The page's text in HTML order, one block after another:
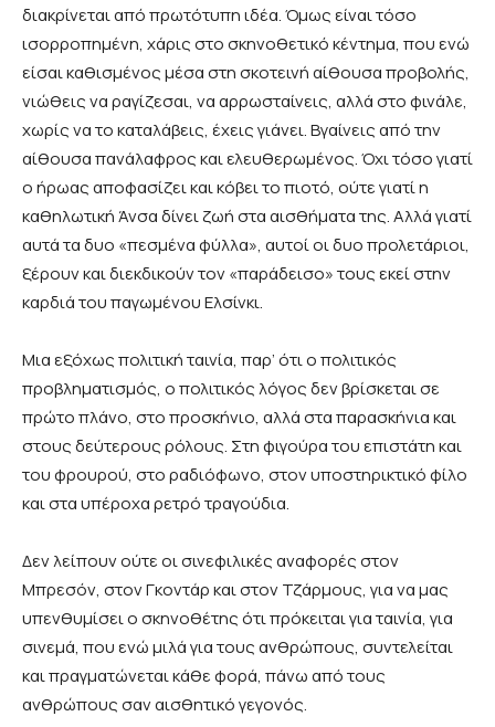
διακρίνεται από πρωτότυπη ιδέα. Όμως είναι τόσο
ισορροπημένη, χάρις στο σκηνοθετικό κέντημα, που ενώ
είσαι καθισμένος μέσα στη σκοτεινή αίθουσα προβολής,
νιώθεις να ραγίζεσαι, να αρρωσταίνεις, αλλά στο φινάλε,
χωρίς να το καταλάβεις, έχεις γιάνει. Βγαίνεις από την
αίθουσα πανάλαφρος και ελευθερωμένος. Όχι τόσο γιατί
ο ήρωας αποφασίζει και κόβει το πιοτό, ούτε γιατί η
καθηλωτική Άνσα δίνει ζωή στα αισθήματα της. Αλλά γιατί
αυτά τα δυο «πεσμένα φύλλα», αυτοί οι δυο προλετάριοι,
ξέρουν και διεκδικούν τον «παράδεισο» τους εκεί στην
καρδιά του παγωμένου Ελσίνκι.
Μια εξόχως πολιτική ταινία, παρ’ ότι ο πολιτικός
προβληματισμός, ο πολιτικός λόγος δεν βρίσκεται σε
πρώτο πλάνο, στο προσκήνιο, αλλά στα παρασκήνια και
στους δεύτερους ρόλους. Στη φιγούρα του επιστάτη και
του φρουρού, στο ραδιόφωνο, στον υποστηρικτικό φίλο
και στα υπέροχα ρετρό τραγούδια.
Δεν λείπουν ούτε οι σινεφιλικές αναφορές στον
Μπρεσόν, στον Γκοντάρ και στον Τζάρμους, για να μας
υπενθυμίσει ο σκηνοθέτης ότι πρόκειται για ταινία, για
σινεμά, που ενώ μιλά για τους ανθρώπους, συντελείται
και πραγματώνεται κάθε φορά, πάνω από τους
ανθρώπους σαν αισθητικό γεγονός.